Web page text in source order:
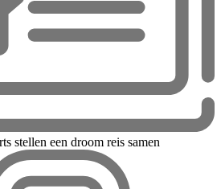
stellen een droom reis samen